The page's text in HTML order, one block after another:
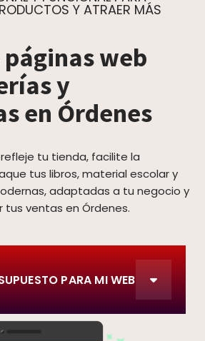
Y ATRAER MÁS
web
y
en Órdenes
tu tienda, facilite la
tus libros, material escolar y
adaptadas a tu negocio y
tus ventas en Órdenes.
PARA MI WEB